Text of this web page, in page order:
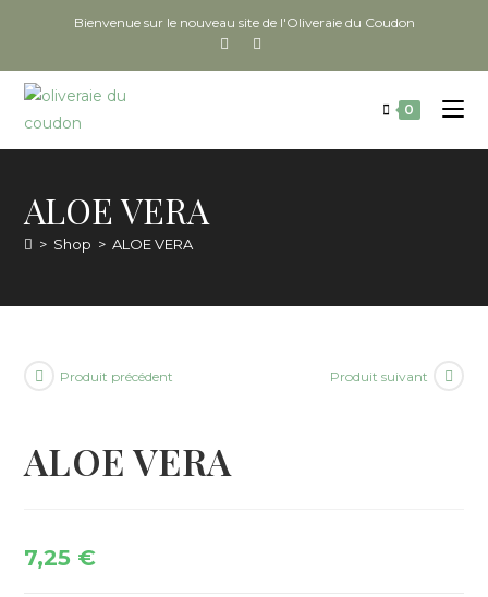
Bienvenue sur le nouveau site de l'Oliveraie du Coudon
0
ALOE VERA
> Shop > ALOE VERA
Produit précédent Produit suivant
ALOE VERA
7,25 €